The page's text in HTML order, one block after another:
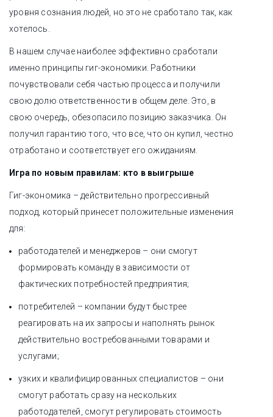
уровня сознания людей, но это не сработало так, как
хотелось.
В нашем случае наиболее эффективно сработали
именно принципы гиг-экономики. Работники
почувствовали себя частью процесса и получили
свою долю ответственности в общем деле. Это, в
свою очередь, обезопасило позицию заказчика. Он
получил гарантию того, что все, что он купил, честно
отработано и соответствует его ожиданиям.
Игра по новым правилам: кто в выигрыше
Гиг-экономика – действительно прогрессивный
подход, который принесет положительные изменения
для:
работодателей и менеджеров – они смогут
формировать команду в зависимости от
фактических потребностей предприятия;
потребителей – компании будут быстрее
реагировать на их запросы и наполнять рынок
действительно востребованными товарами и
услугами;
узких и квалифицированных специалистов – они
смогут работать сразу на нескольких
работодателей, смогут регулировать стоимость